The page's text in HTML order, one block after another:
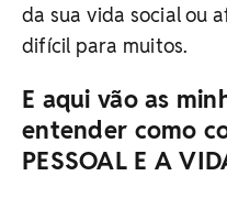
da sua vida social ou
difícil para muitos.
E aqui vão as
entender como
PESSOAL E A